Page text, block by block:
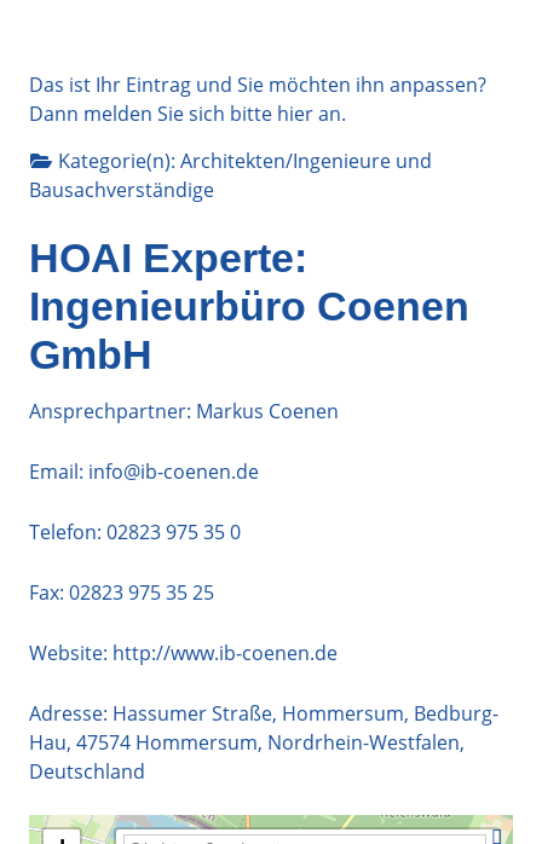
Das ist Ihr Eintrag und Sie möchten ihn anpassen?
Dann melden Sie sich bitte hieran.
Kategorie(n): Architekten/Ingenieure und
Bausachverständige
HOAI Experte:
Ingenieurbüro Coenen
GmbH
Ansprechpartner: Markus Coenen
Email: info@ib-coenen.de
Telefon: 02823 975 35 0
Fax: 02823 975 35 25
Website: http://www.ib-coenen.de
Adresse: Hassumer Straße, Hommersum, Bedburg-
Hau, 47574 Hommersum, Nordrhein-Westfalen,
Deutschland